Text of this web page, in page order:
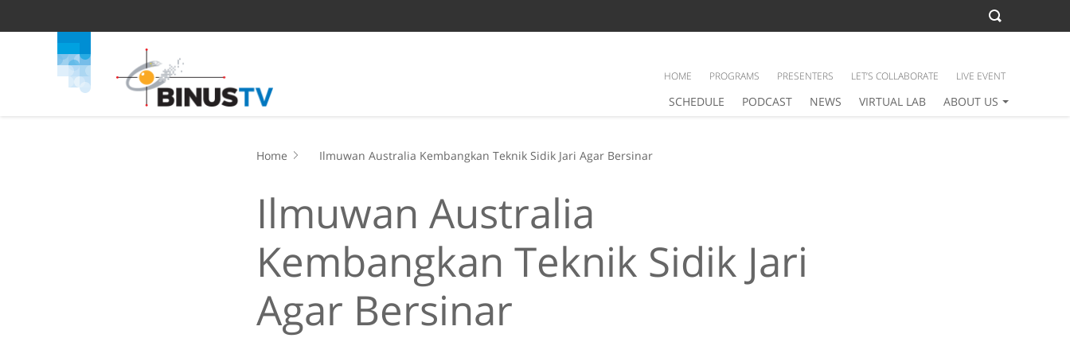
SCHEDULE PODCAST NEWS VIRTUAL LAB ABOUT US
HOME PROGRAMS PRESENTERS LET’S COLLABORATE LIVE EVENT
Home Ilmuwan Australia Kembangkan Teknik Sidik Jari Agar Bersinar
Ilmuwan Australia
Kembangkan Teknik Sidik Jari
Agar Bersinar